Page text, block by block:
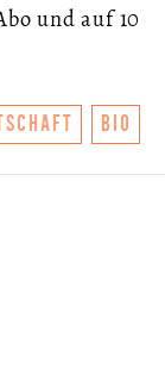
und auf 10
BIO